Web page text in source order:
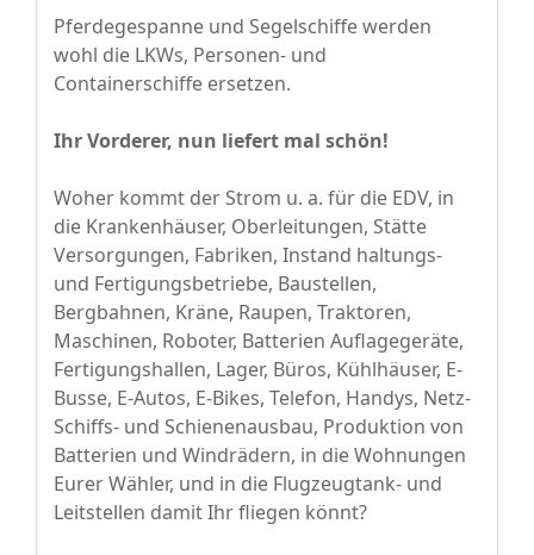
Pferdegespanne und Segelschiffe werden
wohl die LKWs, Personen- und
Containerschiffe ersetzen.
Ihr Vorderer, nun liefert mal schön!
Woher kommt der Strom u. a. für die EDV, in
die Krankenhäuser, Oberleitungen, Stätte
Versorgungen, Fabriken, Instand haltungs-
und Fertigungsbetriebe, Baustellen,
Bergbahnen, Kräne, Raupen, Traktoren,
Maschinen, Roboter, Batterien Auflagegeräte,
Fertigungshallen, Lager, Büros, Kühlhäuser, E-
Busse, E-Autos, E-Bikes, Telefon, Handys, Netz-
Schiffs- und Schienenausbau, Produktion von
Batterien und Windrädern, in die Wohnungen
Eurer Wähler, und in die Flugzeugtank- und
Leitstellen damit Ihr fliegen könnt?